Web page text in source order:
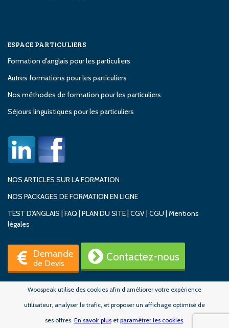
ESPACE PARTICULIERS
Formation d'anglais pour les particuliers
Autres formations pour les particuliers
Nos méthodes de formation pour les particuliers
Séjours linguistiques pour les particuliers
NOS ARTICLES SUR LA FORMATION
NOS PACKAGES DE FORMATION EN LIGNE
TEST D'ANGLAIS | FAQ | PLAN DU SITE| CGV| CGU | Mentions
légales
Demande
de Devis
Contactez-nous
Woospeak utilise des cookies afin d’améliorer votre expérience
utilisateur, analyser le trafic, et proposer un affichage optimisé de
ses offres. En savoir pluset paramétrer les cookies.